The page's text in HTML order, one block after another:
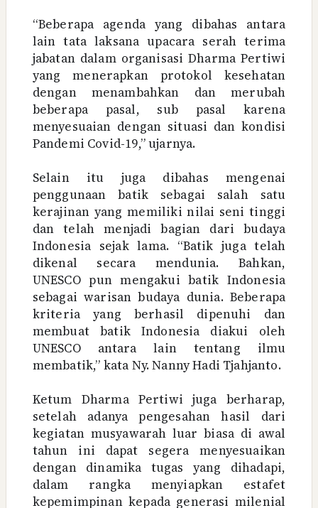
“Beberapa agenda yang dibahas antara
lain tata laksana upacara serah terima
jabatan dalam organisasi Dharma Pertiwi
yang menerapkan protokol kesehatan
dengan menambahkan dan merubah
beberapa pasal, sub pasal karena
menyesuaian dengan situasi dan kondisi
Pandemi Covid-19,” ujarnya.
Selain itu juga dibahas mengenai
penggunaan batik sebagai salah satu
kerajinan yang memiliki nilai seni tinggi
dan telah menjadi bagian dari budaya
Indonesia sejak lama. “Batik juga telah
dikenal secara mendunia. Bahkan,
UNESCO pun mengakui batik Indonesia
sebagai warisan budaya dunia. Beberapa
kriteria yang berhasil dipenuhi dan
membuat batik Indonesia diakui oleh
UNESCO antara lain tentang ilmu
membatik,” kata Ny. Nanny Hadi Tjahjanto.
Ketum Dharma Pertiwi juga berharap,
setelah adanya pengesahan hasil dari
kegiatan musyawarah luar biasa di awal
tahun ini dapat segera menyesuaikan
dengan dinamika tugas yang dihadapi,
dalam rangka menyiapkan estafet
kepemimpinan kepada generasi milenial